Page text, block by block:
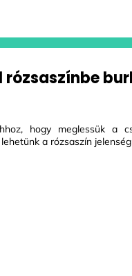
hogy meglessük a
a rózsaszín